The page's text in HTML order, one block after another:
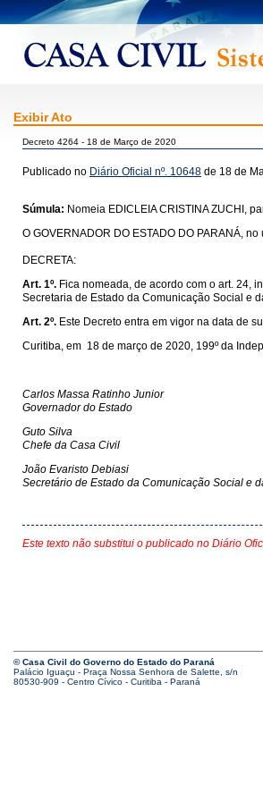
Exibir Ato
Decreto 4264 - 18 de Março de 2020
Publicado no Diário Oficial nº. 10648 de 18 de
Súmula: Nomeia EDICLEIA CRISTINA ZUCHI,
O GOVERNADOR DO ESTADO DO PARANÁ,
DECRETA:
Art. 1º. Fica nomeada, de acordo com o art. 24,
Secretaria de Estado da Comunicação Social e
Art. 2º. Este Decreto entra em vigor na data de
Curitiba, em 18 de março de 2020, 199º da
Carlos Massa Ratinho Junior
Governador do Estado
Guto Silva
Chefe da Casa Civil
João Evaristo Debiasi
Secretário de Estado da Comunicação Social e
Este texto não substitui o publicado no Diário
© Casa Civil do Governo do Estado do Paraná
Palácio Iguaçu - Praça Nossa Senhora de Salette, s/n
80530-909 - Centro Cívico - Curitiba - Paraná